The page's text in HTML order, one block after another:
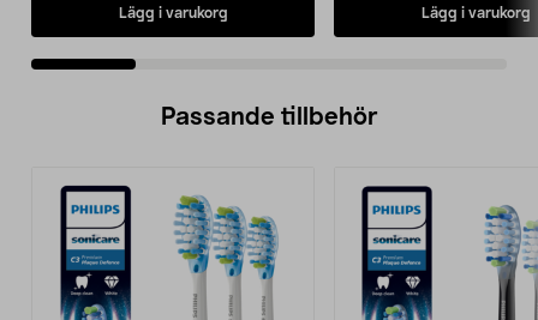
Lägg i varukorg Lägg i varukorg
Passande tillbehör